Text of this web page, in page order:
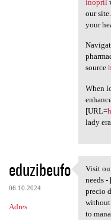
inopril
our
your
source
When
[URL=
lady
eduzibeufo
06.10.2024
Adres
Visit
Visit
needs -
precio
without
to